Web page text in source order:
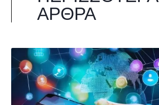
ΆΡΘΡΑ